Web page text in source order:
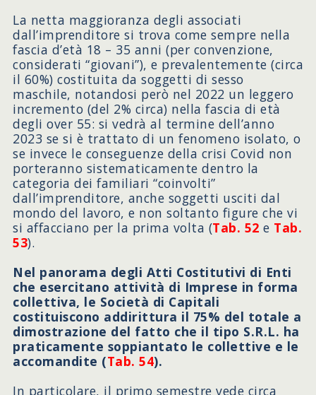
La netta maggioranza degli associati
dall’imprenditore si trova come sempre nella
fascia d’età 18 – 35 anni (per convenzione,
considerati “giovani”), e prevalentemente (circa
il 60%) costituita da soggetti di sesso
maschile, notandosi però nel 2022 un leggero
incremento (del 2% circa) nella fascia di età
degli over 55: si vedrà al termine dell’anno
2023 se si è trattato di un fenomeno isolato, o
se invece le conseguenze della crisi Covid non
porteranno sistematicamente dentro la
categoria dei familiari “coinvolti”
dall’imprenditore, anche soggetti usciti dal
mondo del lavoro, e non soltanto figure che vi
si affacciano per la prima volta (Tab. 52 e Tab.
53).
Nel panorama degli Atti Costitutivi di Enti
che esercitano attività di Imprese in forma
collettiva, le Società di Capitali
costituiscono addirittura il 75% del totale a
dimostrazione del fatto che il tipo S.R.L. ha
praticamente soppiantato le collettive e le
accomandite (Tab. 54).
In particolare, il primo semestre vede circa